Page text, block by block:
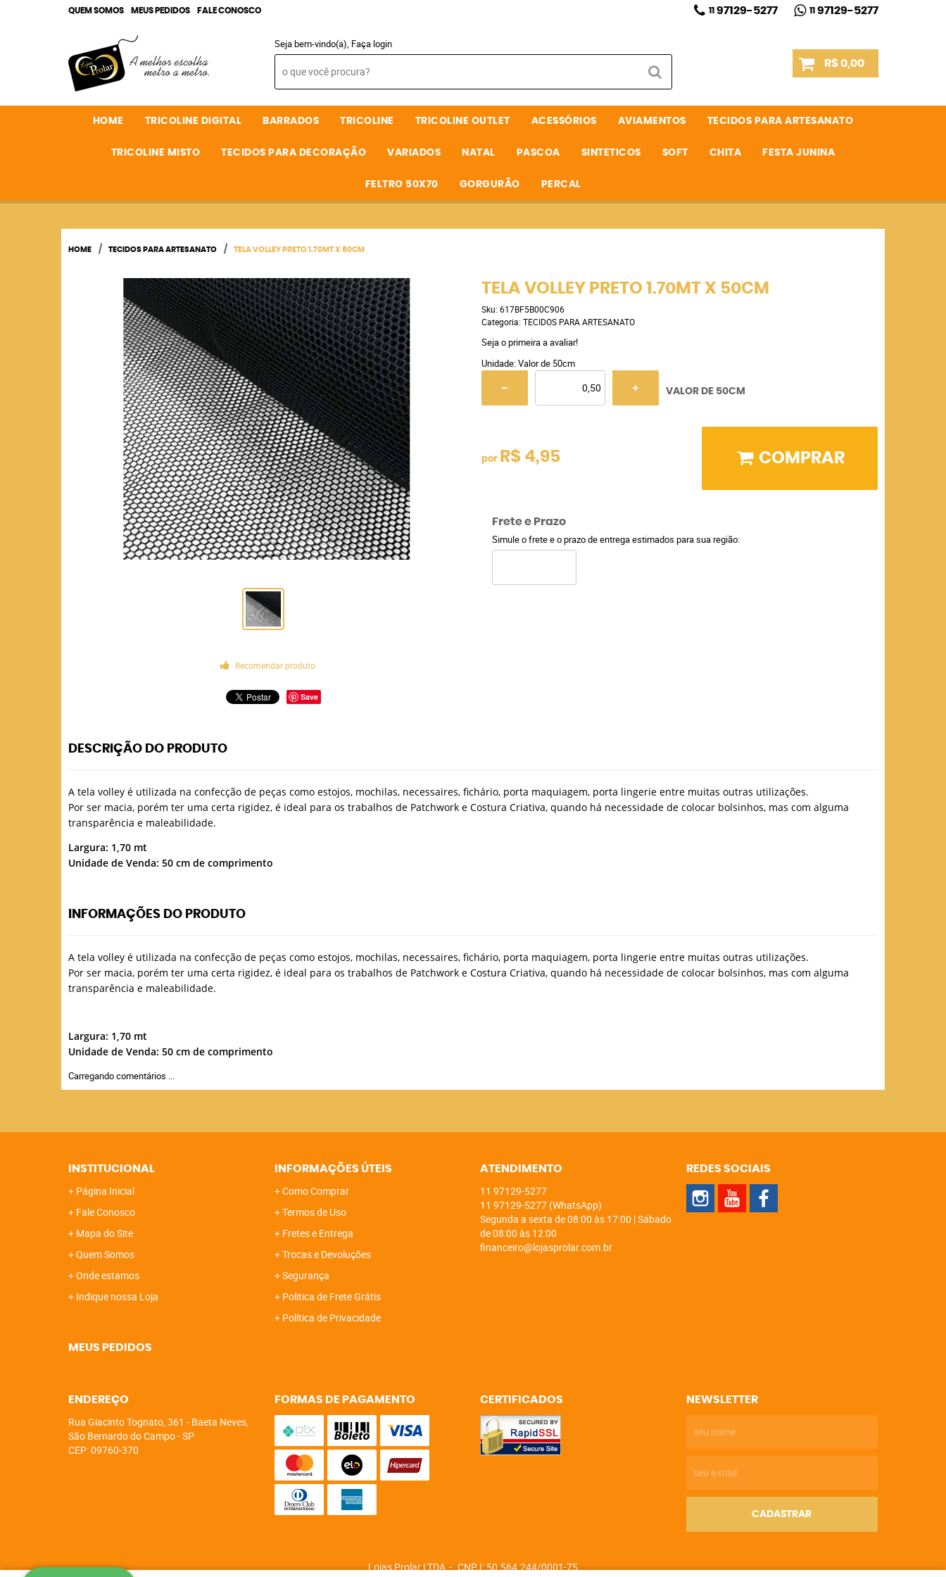
QUEM SOMOS MEUS PEDIDOS FALE CONOSCO 1197129-5277 1197129-5277
Seja bem-vindo(a), Faça login
R$ 0,00
HOME TRICOLINE DIGITAL BARRADOS TRICOLINE TRICOLINE OUTLET ACESSÓRIOS AVIAMENTOS TECIDOS PARA ARTESANATO
TRICOLINE MISTO TECIDOS PARA DECORAÇÃO VARIADOS NATAL PASCOA SINTETICOS SOFT CHITA FESTA JUNINA
FELTRO 50X70 GORGURÃO PERCAL
HOME TECIDOS PARA ARTESANATO TELA VOLLEY PRETO 1.70MT X 50CM
Recomendar produto
Save
TELA VOLLEY PRETO 1.70MT X 50CM
Sku: 617BF5B00C906
Categoria: TECIDOS PARA ARTESANATO
Seja o primeira a avaliar!
Unidade: Valor de 50cm
VALOR DE 50CM
por R$ 4,95 COMPRAR
Frete e Prazo
Simule o frete e o prazo de entrega estimados para sua região:
DESCRIÇÃO DO PRODUTO
A tela volley é utilizada na confecção de peças como estojos, mochilas, necessaires, fichário, porta maquiagem, porta lingerie entre muitas outras utilizações.
Por ser macia, porém ter uma certa rigidez, é ideal para os trabalhos de Patchwork e Costura Criativa, quando há necessidade de colocar bolsinhos, mas com alguma
transparência e maleabilidade.
Largura: 1,70 mt
Unidade de Venda: 50 cm de comprimento
INFORMAÇÕES DO PRODUTO
A tela volley é utilizada na confecção de peças como estojos, mochilas, necessaires, fichário, porta maquiagem, porta lingerie entre muitas outras utilizações.
Por ser macia, porém ter uma certa rigidez, é ideal para os trabalhos de Patchwork e Costura Criativa, quando há necessidade de colocar bolsinhos, mas com alguma
transparência e maleabilidade.
Largura: 1,70 mt
Unidade de Venda: 50 cm de comprimento
Carregando comentários ...
INSTITUCIONAL
Página Inicial
Fale Conosco
Mapa do Site
Quem Somos
Onde estamos
Indique nossa Loja
INFORMAÇÕES ÚTEIS
Como Comprar
Termos de Uso
Fretes e Entrega
Trocas e Devoluções
Segurança
Politica de Frete Grátis
Política de Privacidade
MEUS PEDIDOS
ATENDIMENTO
11 97129-5277
11 97129-5277 (WhatsApp)
Segunda a sexta de 08:00 às 17:00 | Sábado
de 08:00 às 12:00
financeiro@lojasprolar.com.br
REDES SOCIAIS
ENDEREÇO
Rua Giacinto Tognato, 361 - Baeta Neves,
São Bernardo do Campo-SP
CEP: 09760-370
FORMAS DE PAGAMENTO CERTIFICADOS NEWSLETTER
CADASTRAR
Lojas Prolar LTDA CNPJ: 50.564.244/0001-75